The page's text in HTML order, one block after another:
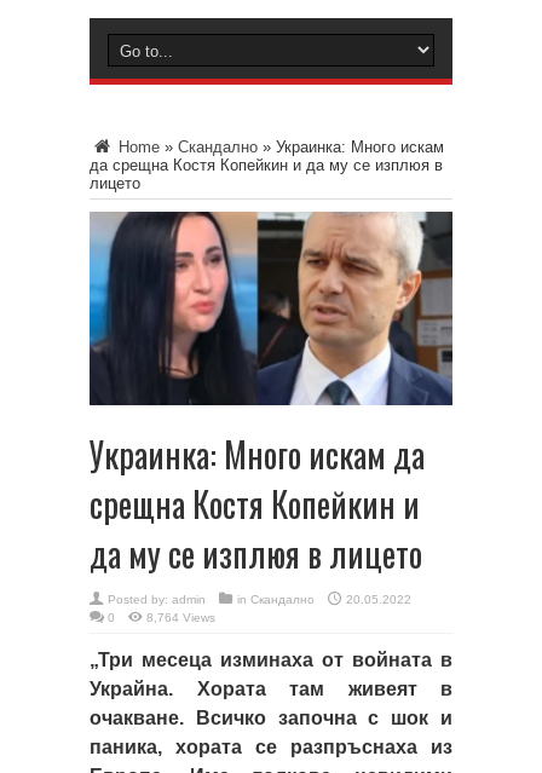
Home » Скандално » Украинка: Много искам
да срещна Костя Копейкин и да му се изплюя в
лицето
Украинка: Много искам да
срещна Костя Копейкин и
да му се изплюя в лицето
Posted by: admin in Скандално
20.05.2022
0
8,764 Views
„Три месеца изминаха от войната в
Украйна. Хората там живеят в
очакване. Всичко започна с шок и
паника, хората се разпръснаха из